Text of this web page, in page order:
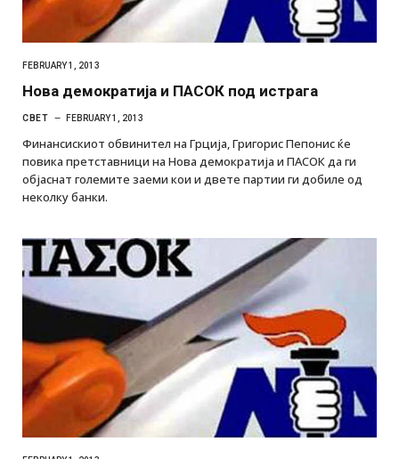
FEBRUARY 1, 2013
Нова демократија и ПАСОК под истрага
СВЕТ FEBRUARY 1, 2013
Финансискиот обвинител на Грција, Григорис Пепонис ќе
повика претставници на Нова демократија и ПАСОК да ги
објаснат големите заеми кои и двете партии ги добиле од
неколку банки.